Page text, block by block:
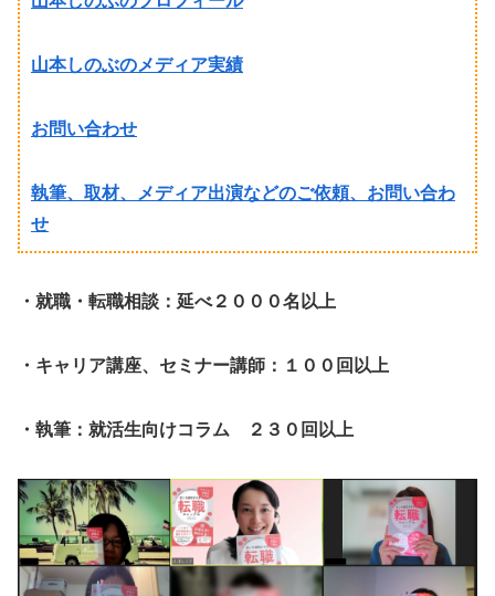
山本しのぶのメディア実績
お問い合わせ
執筆、取材、メディア出演などのご依頼、お問い合わ
せ
・就職・転職相談：延べ２０００名以上
・キャリア講座、セミナー講師：１００回以上
・執筆：就活生向けコラム ２３０回以上